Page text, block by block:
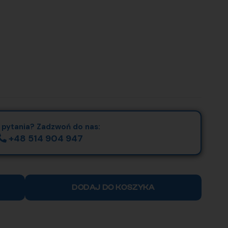
pytania? Zadzwoń do nas:
+48 514 904 947
DODAJ DO KOSZYKA